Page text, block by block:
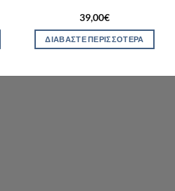
39,00€
ΔΙΑΒΆΣΤΕ ΠΕΡΙΣΣΌΤΕΡΑ